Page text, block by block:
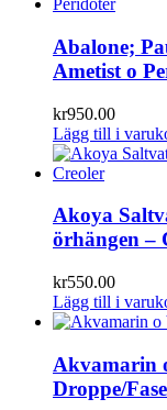
Abalone;
Ametist o
kr950.00
Lägg till i
Akoya
örhängen –
kr550.00
Lägg till i
Akvamarin
Droppe/